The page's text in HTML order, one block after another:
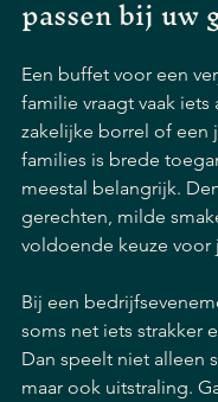
passen bij uw
Een buffet voor een
familie vraagt vaak iets
zakelijke borrel of een
families is brede
meestal belangrijk.
gerechten, milde
voldoende keuze voor
Bij een
soms net iets strakker
Dan speelt niet alleen
maar ook uitstraling.